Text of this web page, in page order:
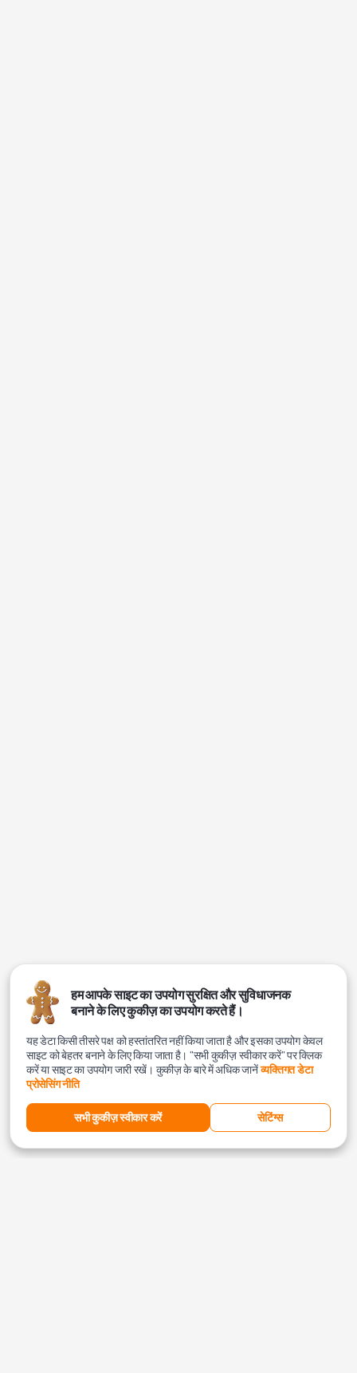
हम आपके साइट का उपयोग सुरक्षित और सुविधाजनक
बनाने के लिए कुकीज़ का उपयोग करते हैं।
यह डेटा किसी तीसरे पक्ष को हस्तांतरित नहीं किया जाता है और इसका उपयोग केवल
साइट को बेहतर बनाने के लिए किया जाता है। "सभी कुकीज़ स्वीकार करें" पर क्लिक
करें या साइट का उपयोग जारी रखें। कुकीज़ के बारे में अधिक जानेंव्यक्तिगत डेटा
प्रोसेसिंग नीति
सभी कुकीज़ स्वीकार करें सेटिंग्स